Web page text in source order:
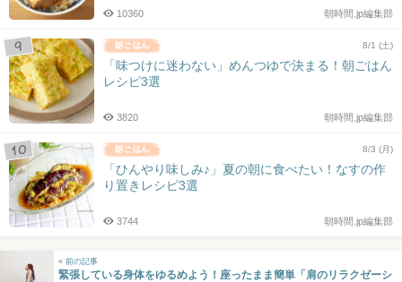
朝時間.jp編集部
10360
8/1 (土)
「味つけに迷わない」めんつゆで決まる！朝ごはん
レシピ3選
朝時間.jp編集部
3820
8/3 (月)
「ひんやり味しみ♪」夏の朝に食べたい！なすの作
り置きレシピ3選
朝時間.jp編集部
3744
« 前の記事
緊張している身体をゆるめよう！座ったまま簡単「肩のリラクゼーシ